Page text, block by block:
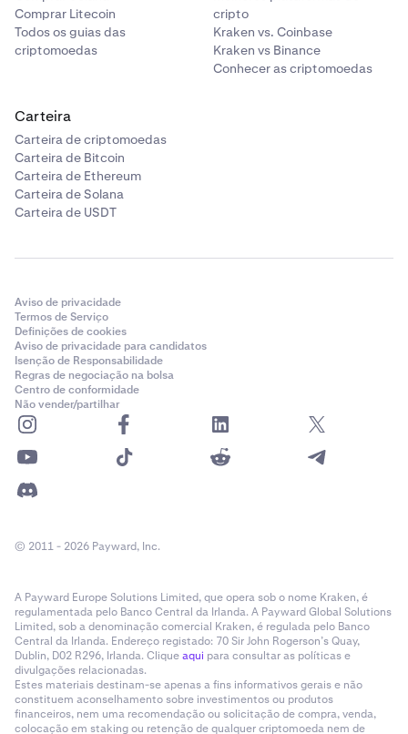
Comprar Litecoin
Todos os guias das
criptomoedas
cripto
Kraken vs. Coinbase
Kraken vs Binance
Conhecer as criptomoedas
Carteira
Carteira de criptomoedas
Carteira de Bitcoin
Carteira de Ethereum
Carteira de Solana
Carteira de USDT
Aviso de privacidade
Termos de Serviço
Definições de cookies
Aviso de privacidade para candidatos
Isenção de Responsabilidade
Regras de negociação na bolsa
Centro de conformidade
Não vender/partilhar
© 2011 - 2026 Payward, Inc.
A Payward Europe Solutions Limited, que opera sob o nome Kraken, é
regulamentada pelo Banco Central da Irlanda. A Payward Global Solutions
Limited, sob a denominação comercial Kraken, é regulada pelo Banco
Central da Irlanda. Endereço registado: 70 Sir John Rogerson’s Quay,
Dublin, D02 R296, Irlanda. Cliqueaqui para consultar as políticas e
divulgações relacionadas.
Estes materiais destinam-se apenas a fins informativos gerais e não
constituem aconselhamento sobre investimentos ou produtos
financeiros, nem uma recomendação ou solicitação de compra, venda,
colocação em staking ou retenção de qualquer criptomoeda nem de